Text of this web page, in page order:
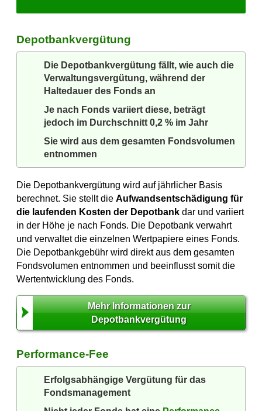
Depotbankvergütung
Die Depotbankvergütung fällt, wie auch die
Verwaltungsvergütung, während der
Haltedauer des Fonds an
Je nach Fonds variiert diese, beträgt
jedoch im Durchschnitt 0,2 % im Jahr
Sie wird aus dem gesamten Fondsvolumen
entnommen
Die Depotbankvergütung wird auf jährlicher Basis
berechnet. Sie stellt die Aufwandsentschädigung für
die laufenden Kosten der Depotbank dar und variiert
in der Höhe je nach Fonds. Die Depotbank verwahrt
und verwaltet die einzelnen Wertpapiere eines Fonds.
Die Depotbankgebühr wird direkt aus dem gesamten
Fondsvolumen entnommen und beeinflusst somit die
Wertentwicklung des Fonds.
Mehr Informationen zur
Depotbankvergütung
Performance-Fee
Erfolgsabhängige Vergütung für das
Fondsmanagement